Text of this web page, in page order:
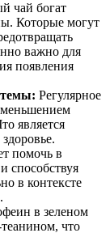
чай богат
Которые могут
важно для
появления
Регулярное
является
помочь в
способствуя
в контексте
в зеленом
что